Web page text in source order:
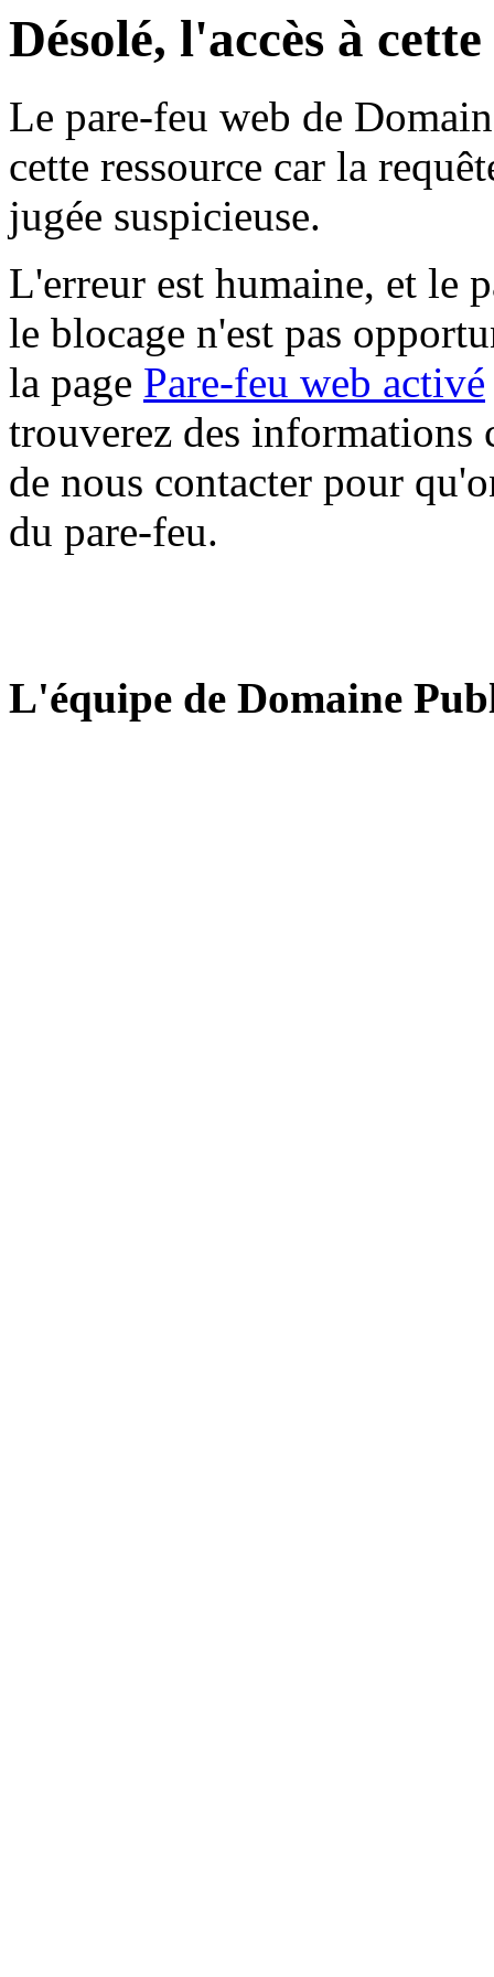
Désolé, l'accès à
Le pare-feu web de
cette ressource car la
jugée suspicieuse.
L'erreur est humaine, et le
le blocage n'est pas
la page Pare-feu web activé
trouverez des informations
de nous contacter pour
du pare-feu.
L'équipe de Domaine